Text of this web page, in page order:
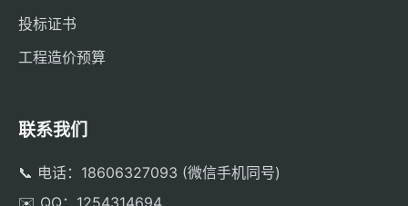
投标证书
工程造价预算
联系我们
📞 电话：18606327093 (微信手机同号)
✉️ QQ：1254314694